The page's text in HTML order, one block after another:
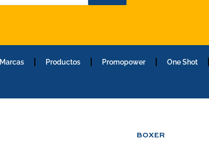
Marcas Productos Promopower One Shot
BOXER